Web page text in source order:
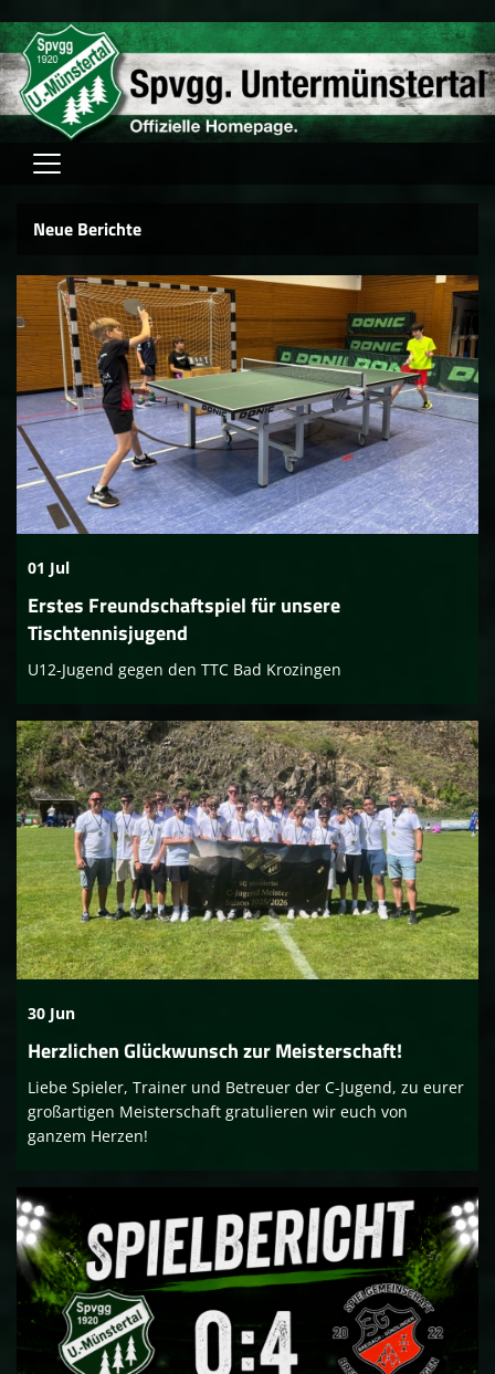
Fussball
Tischtennis
Hallensport
Schach
FAM
Sponsoren
Social media
Mitglied werden
Neue Berichte
01 Jul
Erstes Freundschaftspiel für unsere
Tischtennisjugend
U12-Jugend gegen den TTC Bad Krozingen
30 Jun
Herzlichen Glückwunsch zur Meisterschaft!
Liebe Spieler, Trainer und Betreuer der C-Jugend, zu eurer
großartigen Meisterschaft gratulieren wir euch von
ganzem Herzen!